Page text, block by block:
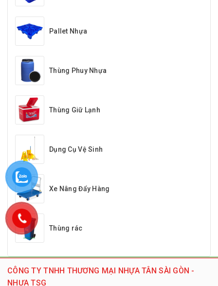
Pallet Nhựa
Thùng Phuy Nhựa
Thùng Giữ Lạnh
Dụng Cụ Vệ Sinh
Xe Nâng Đẩy Hàng
Thùng rác
CÔNG TY TNHH THƯƠNG MẠI NHỰA TÂN SÀI GÒN -
NHỰA TSG